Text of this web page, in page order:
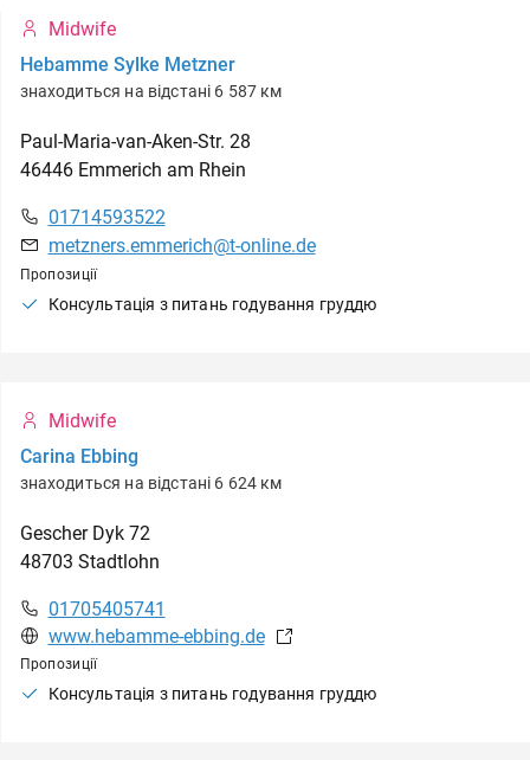
Midwife
Hebamme Sylke Metzner
знаходиться на відстані 6 587 км
Paul-Maria-van-Aken-Str. 28
46446 Emmerich am Rhein
01714593522
metzners.emmerich@t-online.de
Пропозиції
Консультація з питань годування груддю
Midwife
Carina Ebbing
знаходиться на відстані 6 624 км
Gescher Dyk 72
48703 Stadtlohn
01705405741
www.hebamme-ebbing.de
Пропозиції
Консультація з питань годування груддю